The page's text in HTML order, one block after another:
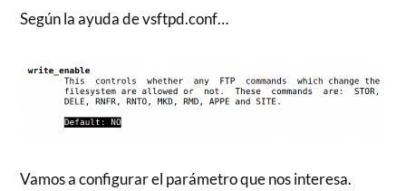
Según la ayuda de vsftpd.conf…
Vamos a configurar el parámetro que nos interesa.